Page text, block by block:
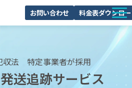
お問い合わせ 料金表ダウンロ
活用シーン
料金・プラン
収法 特定事業者が採用
送追跡サービス